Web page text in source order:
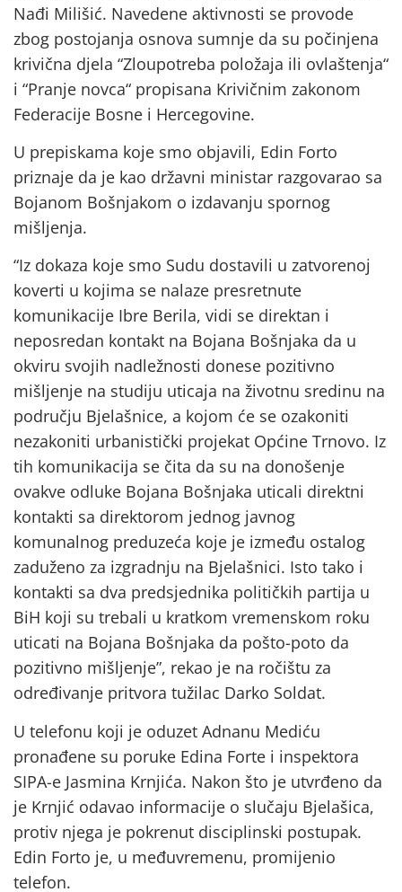
Nađi Milišić. Navedene aktivnosti se provode
zbog postojanja osnova sumnje da su počinjena
krivična djela “Zloupotreba položaja ili ovlaštenja“
i “Pranje novca“ propisana Krivičnim zakonom
Federacije Bosne i Hercegovine.
U prepiskama koje smo objavili, Edin Forto
priznaje da je kao državni ministar razgovarao sa
Bojanom Bošnjakom o izdavanju spornog
mišljenja.
“Iz dokaza koje smo Sudu dostavili u zatvorenoj
koverti u kojima se nalaze presretnute
komunikacije Ibre Berila, vidi se direktan i
neposredan kontakt na Bojana Bošnjaka da u
okviru svojih nadležnosti donese pozitivno
mišljenje na studiju uticaja na životnu sredinu na
području Bjelašnice, a kojom će se ozakoniti
nezakoniti urbanistički projekat Općine Trnovo. Iz
tih komunikacija se čita da su na donošenje
ovakve odluke Bojana Bošnjaka uticali direktni
kontakti sa direktorom jednog javnog
komunalnog preduzeća koje je između ostalog
zaduženo za izgradnju na Bjelašnici. Isto tako i
kontakti sa dva predsjednika političkih partija u
BiH koji su trebali u kratkom vremenskom roku
uticati na Bojana Bošnjaka da pošto-poto da
pozitivno mišljenje”, rekao je na ročištu za
određivanje pritvora tužilac Darko Soldat.
U telefonu koji je oduzet Adnanu Mediću
pronađene su poruke Edina Forte i inspektora
SIPA-e Jasmina Krnjića. Nakon što je utvrđeno da
je Krnjić odavao informacije o slučaju Bjelašica,
protiv njega je pokrenut disciplinski postupak.
Edin Forto je, u međuvremenu, promijenio
telefon.